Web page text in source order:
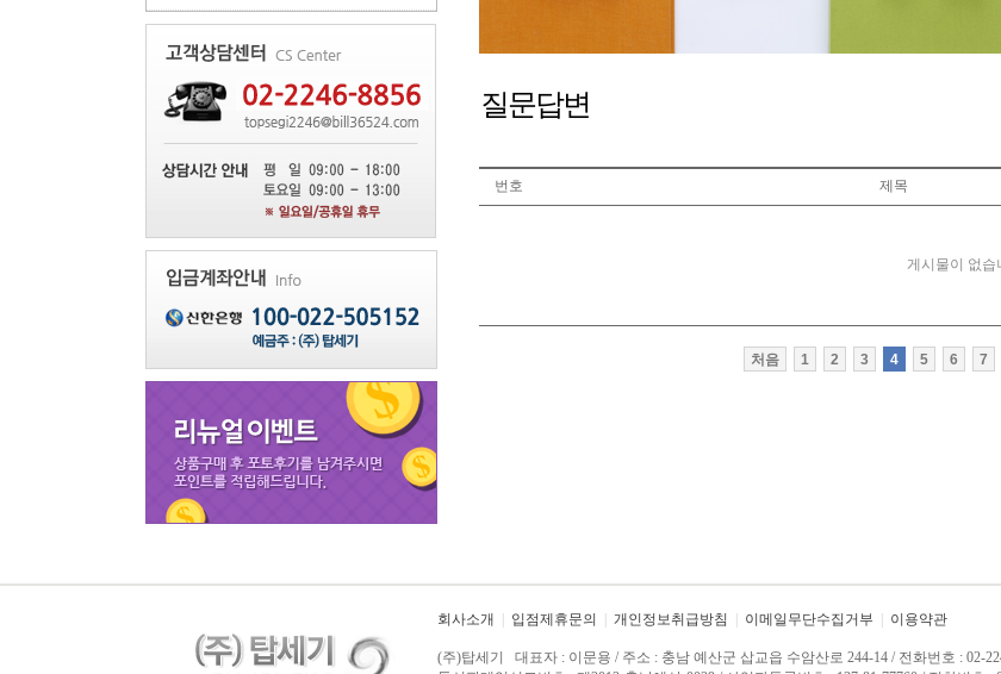
질문답변
번호 제목
게시물이 없습
처음 1 2 3 4 5 6 7
회사소개 입점제휴문의 개인정보취급방침 이메일무단수집거부 이용약관
(주)탑세기 대표자 : 이문용 / 주소 : 충남 예산군 삽교읍 수암산로 244-14 / 전화번호 : 02-